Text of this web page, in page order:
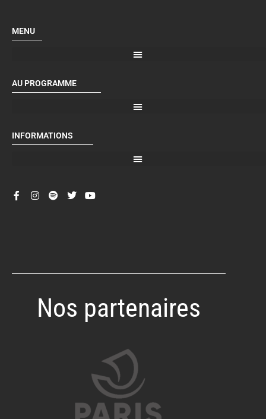
MENU
AU PROGRAMME
INFORMATIONS
Nos partenaires